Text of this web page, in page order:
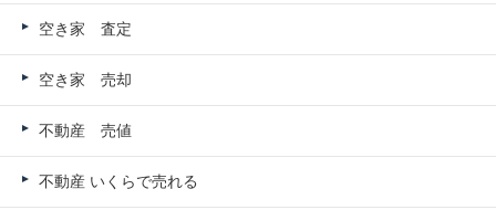
空き家 査定
空き家 売却
不動産 売値
不動産 いくらで売れる